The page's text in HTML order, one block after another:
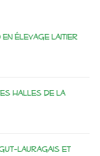
en élevage laitier
Halles de la
Lauragais et